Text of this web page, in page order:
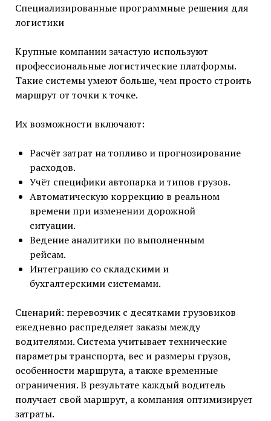
Специализированные программные решения для
логистики
Крупные компании зачастую используют
профессиональные логистические платформы.
Такие системы умеют больше, чем просто строить
маршрут от точки к точке.
Их возможности включают:
Расчёт затрат на топливо и прогнозирование
расходов.
Учёт специфики автопарка и типов грузов.
Автоматическую коррекцию в реальном
времени при изменении дорожной
ситуации.
Ведение аналитики по выполненным
рейсам.
Интеграцию со складскими и
бухгалтерскими системами.
Сценарий: перевозчик с десятками грузовиков
ежедневно распределяет заказы между
водителями. Система учитывает технические
параметры транспорта, вес и размеры грузов,
особенности маршрута, а также временные
ограничения. В результате каждый водитель
получает свой маршрут, а компания оптимизирует
затраты.